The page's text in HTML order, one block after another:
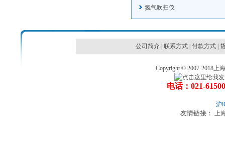
氮气吹扫仪
公司简介 联系方式 付款方式
Copyright © 2007-2018上
电话：021-
沪
友情链接： 上